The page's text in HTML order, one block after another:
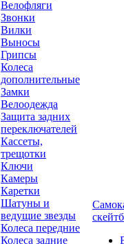
Велофляги
Звонки
Вилки
Выносы
Грипсы
Колеса
дополнительные
Замки
Велоодежда
Защита задних
переключателей
Кассеты,
трещотки
Ключи
Камеры
Каретки
Шатуны и
ведущие звезды
Колеса передние
Колеса задние